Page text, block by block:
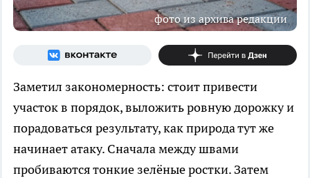
фото из архива редакции
Заметил закономерность: стоит привести
участок в порядок, выложить ровную дорожку и
порадоваться результату, как природа тут же
начинает атаку. Сначала между швами
пробиваются тонкие зелёные ростки. Затем